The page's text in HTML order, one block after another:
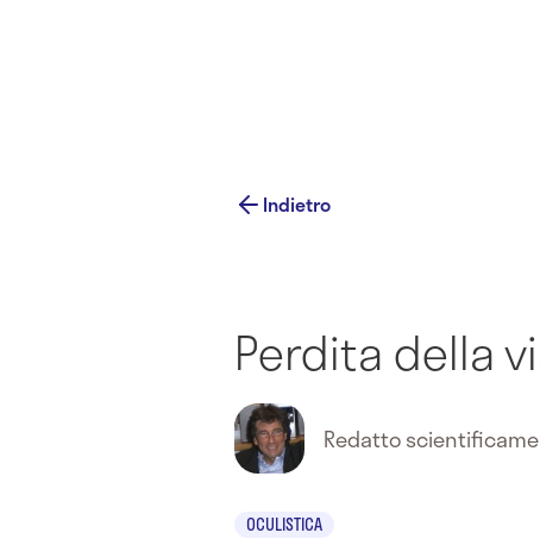
Indietro
Perdita della
Redatto
OCULISTICA